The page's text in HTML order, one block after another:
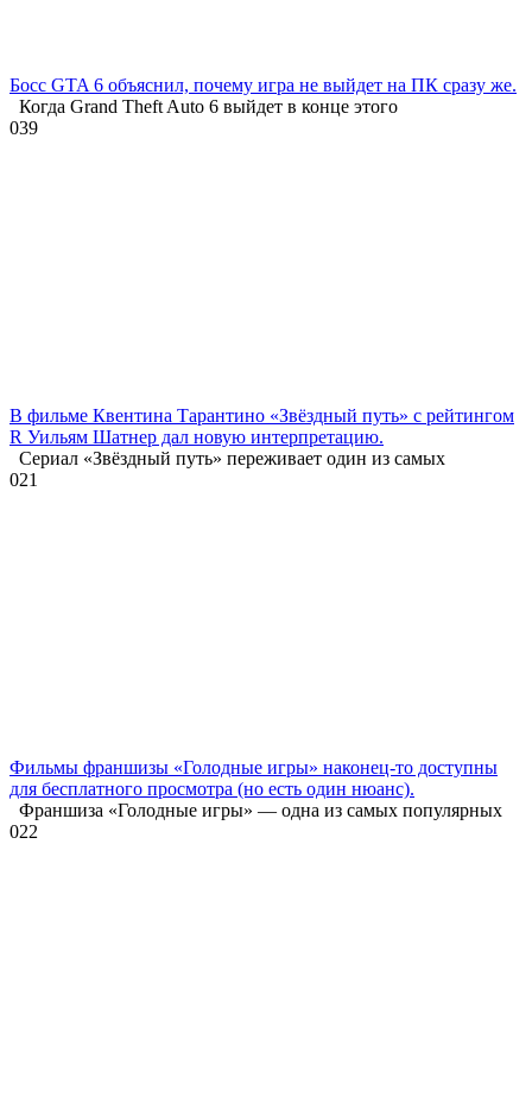
Босс GTA 6 объяснил, почему игра не выйдет на ПК сразу же.
Когда Grand Theft Auto 6 выйдет в конце этого
039
В фильме Квентина Тарантино «Звёздный путь» с рейтингом
R Уильям Шатнер дал новую интерпретацию.
Сериал «Звёздный путь» переживает один из самых
021
Фильмы франшизы «Голодные игры» наконец-то доступны
для бесплатного просмотра (но есть один нюанс).
Франшиза «Голодные игры» — одна из самых популярных
022